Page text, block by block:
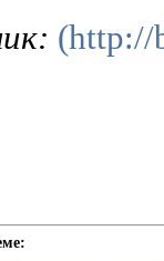
(http://